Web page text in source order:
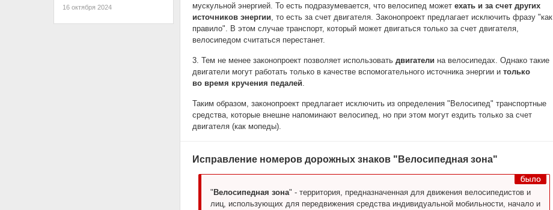
16 октября 2024
мускульной энергией. То есть подразумевается, что велосипед может ехать и за счет других
источников энергии, то есть за счет двигателя. Законопроект предлагает исключить фразу "как
правило". В этом случае транспорт, который может двигаться только за счет двигателя,
велосипедом считаться перестанет.
3. Тем не менее законопроект позволяет использовать двигатели на велосипедах. Однако такие
двигатели могут работать только в качестве вспомогательного источника энергии и только
во время кручения педалей.
Таким образом, законопроект предлагает исключить из определения "Велосипед" транспортные
средства, которые внешне напоминают велосипед, но при этом могут ездить только за счет
двигателя (как мопеды).
Исправление номеров дорожных знаков "Велосипедная зона"
" Велосипедная зона" - территория, предназначенная для движения велосипедистов и
лиц, использующих для передвижения средства индивидуальной мобильности, начало и